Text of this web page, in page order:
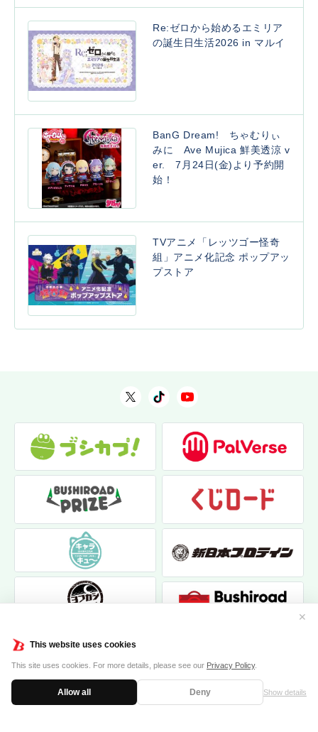
This website uses cookies
This site uses cookies. For more details, please see our Privacy Policy.
Allow all Deny Show details
✕
Re:ゼロから始めるエミリア
の誕生日生活2026 in マルイ
BanG Dream! ちゃむりぃ
みに Ave Mujica 鮮美透涼 v
er. 7月24日(金)より予約開
始！
TVアニメ「レッツゴー怪奇
組」アニメ化記念 ポップアッ
プストア